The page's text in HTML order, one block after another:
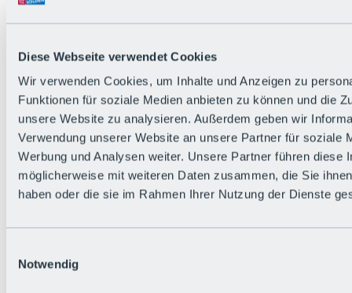
Diese Webseite verwendet Cookies
Wir verwenden Cookies, um Inhalte und Anzeigen zu
Funktionen für soziale Medien anbieten zu können und die
unsere Website zu analysieren. Außerdem geben wir
Verwendung unserer Website an unsere Partner für soziale
Werbung und Analysen weiter. Unsere Partner führen diese
möglicherweise mit weiteren Daten zusammen, die Sie
haben oder die sie im Rahmen Ihrer Nutzung der Dienste
Notwendig
Zurück
Die flowigste Nation der Alpen
Facts
Bürger:in werden
FAQs